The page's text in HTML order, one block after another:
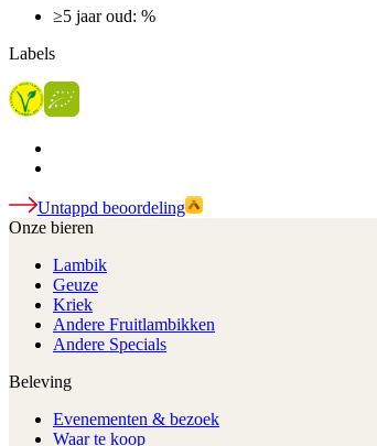
≥5 jaar oud: %
Labels
Untappd beoordeling
Onze bieren
Lambik
Geuze
Kriek
Andere Fruitlambikken
Andere Specials
Beleving
Evenementen & bezoek
Waar te koop